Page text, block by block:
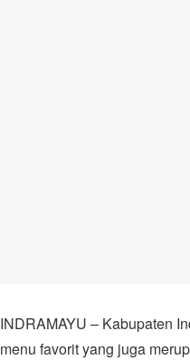
INDRAMAYU – Kabupaten
menu favorit yang juga